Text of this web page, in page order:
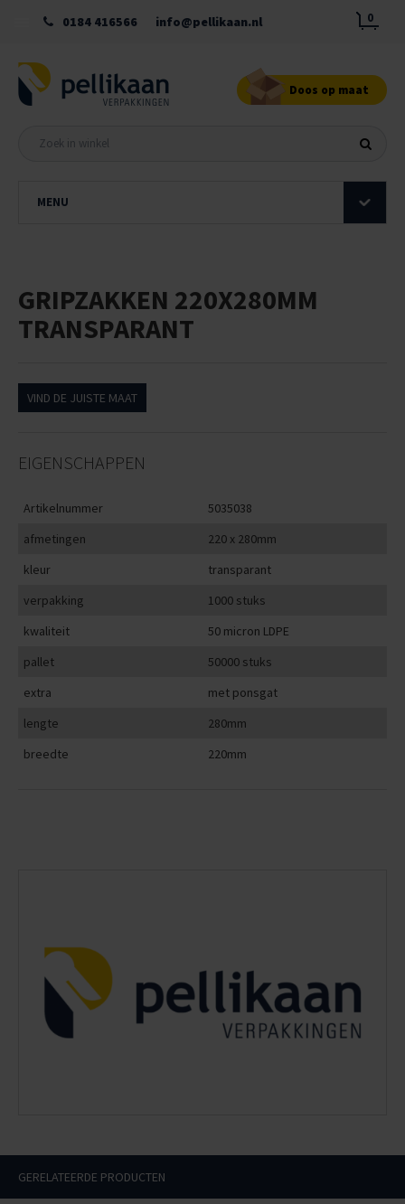
0184 416566 info@pellikaan.nl 0
Doos op maat
MENU
GRIPZAKKEN 220X280MM
TRANSPARANT
VIND DE JUISTE MAAT
EIGENSCHAPPEN
Artikelnummer
5035038
afmetingen
220 x 280mm
kleur
transparant
verpakking
1000 stuks
kwaliteit
50 micron LDPE
pallet
50000 stuks
extra
met ponsgat
lengte
280mm
breedte
220mm
GERELATEERDE PRODUCTEN